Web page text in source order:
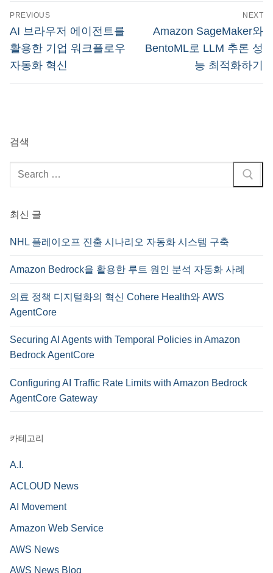
글
탐
색
PREVIOUS
Previous
post:
AI 브라우저 에이전트를
활용한 기업 워크플로우
자동화 혁신
NEXT
Next
post:
Amazon SageMaker와
BentoML로 LLM 추론 성
능 최적화하기
검색
검
최신 글
NHL 플레이오프 진출 시나리오 자동화 시스템 구축
Amazon Bedrock을 활용한 루트 원인 분석 자동화 사례
의료 정책 디지털화의 혁신 Cohere Health와 AWS
AgentCore
Securing AI Agents with Temporal Policies in Amazon
Bedrock AgentCore
Configuring AI Traffic Rate Limits with Amazon Bedrock
AgentCore Gateway
카테고리
A.I.
ACLOUD News
AI Movement
Amazon Web Service
AWS News
AWS News Blog